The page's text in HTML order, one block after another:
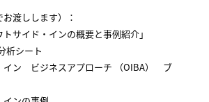
渡しします）：
トサイド・インの概要と事例紹介」
析シート
イン ビジネスアプローチ （OIBA） ブ